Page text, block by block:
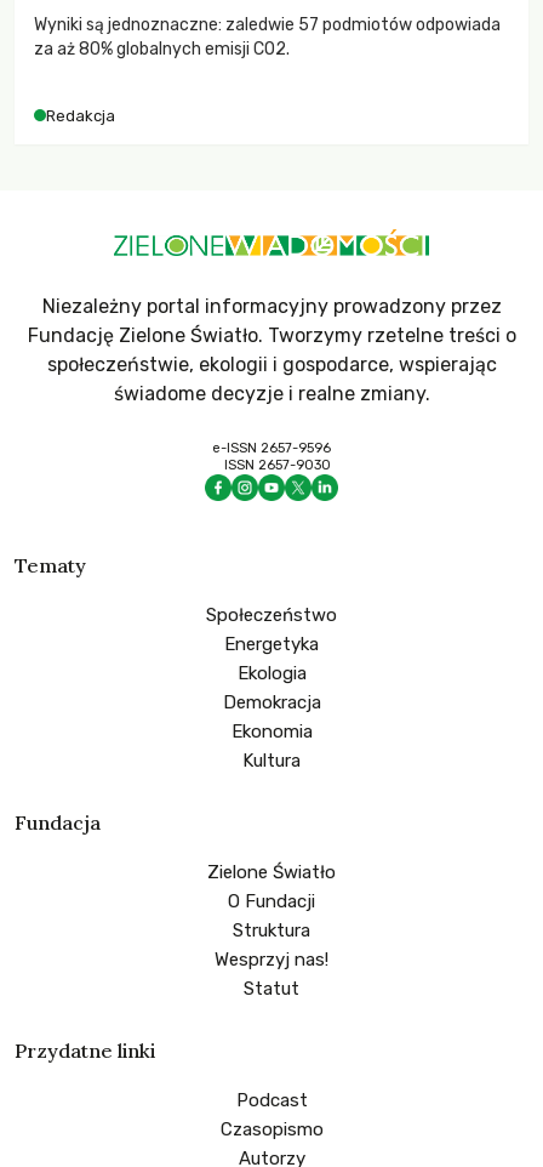
Wyniki są jednoznaczne: zaledwie 57 podmiotów odpowiada
za aż 80% globalnych emisji CO2.
Redakcja
Niezależny portal informacyjny prowadzony przez
Fundację Zielone Światło. Tworzymy rzetelne treści o
społeczeństwie, ekologii i gospodarce, wspierając
świadome decyzje i realne zmiany.
e-ISSN 2657-9596
ISSN 2657-9030
Tematy
Społeczeństwo
Energetyka
Ekologia
Demokracja
Ekonomia
Kultura
Fundacja
Zielone Światło
O Fundacji
Struktura
Wesprzyj nas!
Statut
Przydatne linki
Podcast
Czasopismo
Autorzy